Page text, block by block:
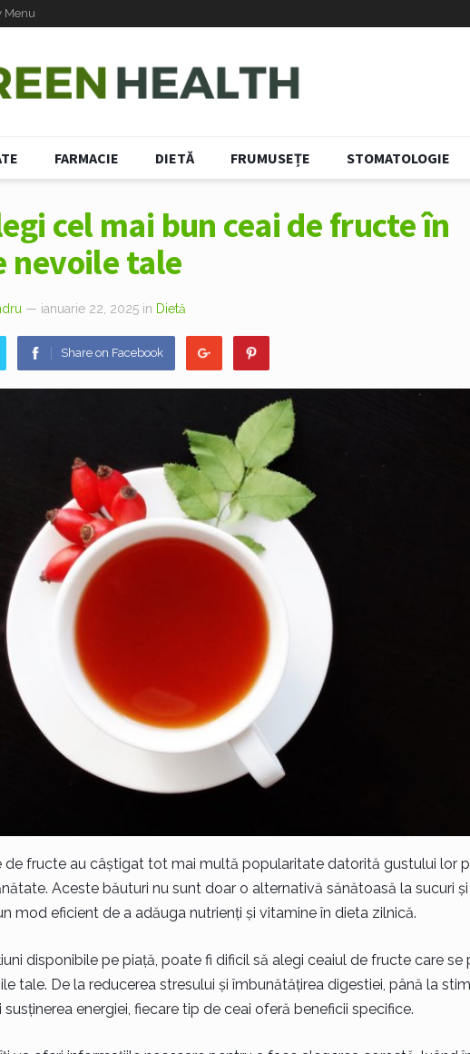
Menu
FARMACIE DIETĂ FRUMUSEȚE STOMATOLOGIE
cel mai bun ceai de fructe în
nevoile tale
— ianuarie 22, 2025 in Dietă
Share on Facebook
de fructe au câștigat tot mai multă popularitate datorită gustului lor
Aceste băuturi nu sunt doar o alternativă sănătoasă la sucuri
mod eficient de a adăuga nutrienți și vitamine în dieta zilnică.
disponibile pe piață, poate fi dificil să alegi ceaiul de fructe care se
tale. De la reducerea stresului și îmbunătățirea digestiei, până la
energiei, fiecare tip de ceai oferă beneficii specifice.